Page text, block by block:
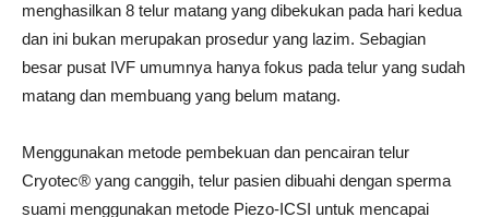
menghasilkan 8 telur matang yang dibekukan pada hari kedua
dan ini bukan merupakan prosedur yang lazim. Sebagian
besar pusat IVF umumnya hanya fokus pada telur yang sudah
matang dan membuang yang belum matang.
Menggunakan metode pembekuan dan pencairan telur
Cryotec® yang canggih, telur pasien dibuahi dengan sperma
suami menggunakan metode Piezo-ICSI untuk mencapai